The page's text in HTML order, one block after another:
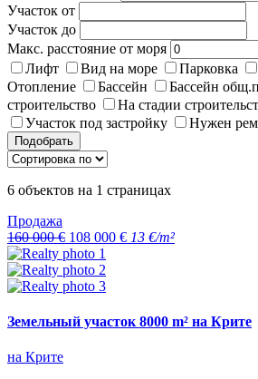
Участок от
Участок до
Макс. расстояние от моря
Лифт
Вид на море Парковка
Отопление
Бассейн Бассейн
строительство
На стадии
Участок под застройку
Нужен
Подобрать
6 объектов на 1 страницах
Продажа
160 000 € 108 000 € 13 €/m²
Земельный участок 8000 m² на Крите
на Крите